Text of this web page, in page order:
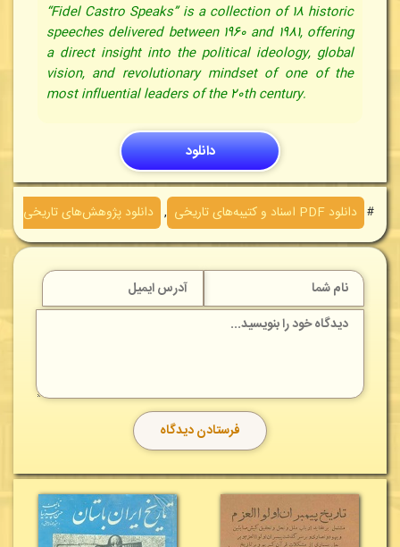
“Fidel Castro Speaks” is a collection of 18 historic
speeches delivered between 1960 and 1981, offering
a direct insight into the political ideology, global
vision, and revolutionary mindset of one of the
most influential leaders of the 20th century.
دانلود
＃ دانلود PDF اسناد و كتيبه‌های تاريخی , دانلود پژوهش‌های تاريخی